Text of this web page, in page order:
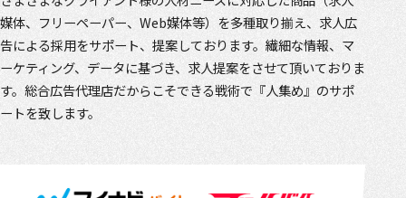
媒体、フリーペーパー、Web媒体等）を多種取り揃え、求人広
告による採用をサポート、提案しております。繊細な情報、マ
ーケティング、データに基づき、求人提案をさせて頂いておりま
す。総合広告代理店だからこそできる戦術で『人集め』のサポ
ートを致します。